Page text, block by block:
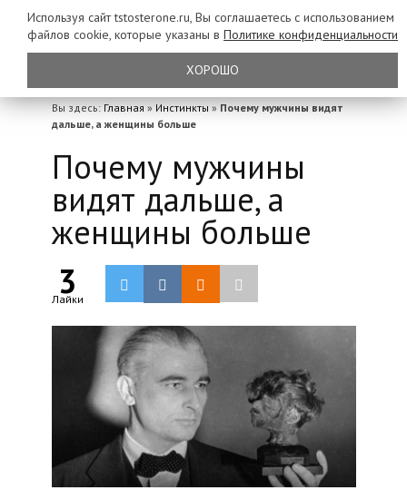
Вы здесь: Главная » Инстинкты » Почему мужчины видят
дальше, а женщины больше
Почему мужчины
видят дальше, а
женщины больше
3
Лайки
Используя сайт tstosterone.ru, Вы соглашаетесь с использованием
файлов cookie, которые указаны в Политике конфиденциальности
ХОРОШО